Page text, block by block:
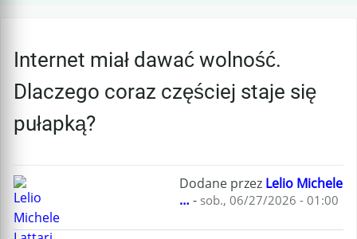
Internet miał dawać wolność.
Dlaczego coraz częściej staje się
pułapką?
Dodane przez Lelio Michele
… - sob., 06/27/2026 - 01:00